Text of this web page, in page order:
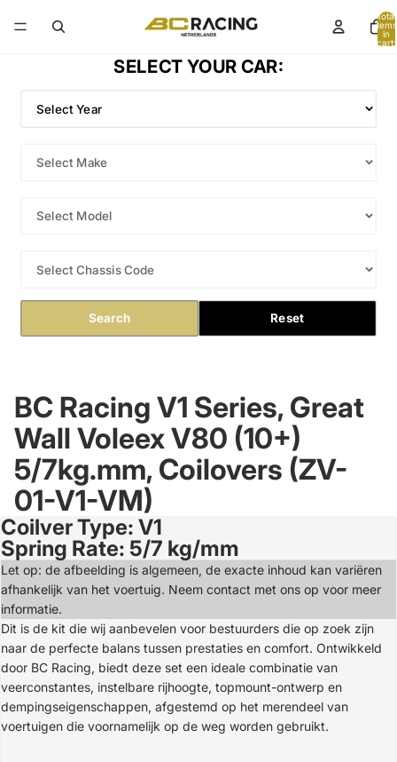
Total
items
in
cart:
SELECT YOUR CAR:
Search Reset
BC Racing V1 Series, Great
Wall Voleex V80 (10+)
5/7kg.mm, Coilovers (ZV-
01-V1-VM)
Open
image
in
full
screen
Coilver Type: V1
Spring Rate: 5/7 kg/mm
Let op: de afbeelding is algemeen, de exacte inhoud kan variëren
afhankelijk van het voertuig. Neem contact met ons op voor meer
informatie.
Dit is de kit die wij aanbevelen voor bestuurders die op zoek zijn
naar de perfecte balans tussen prestaties en comfort. Ontwikkeld
door BC Racing, biedt deze set een ideale combinatie van
veerconstantes, instelbare rijhoogte, topmount-ontwerp en
dempingseigenschappen, afgestemd op het merendeel van
voertuigen die voornamelijk op de weg worden gebruikt.